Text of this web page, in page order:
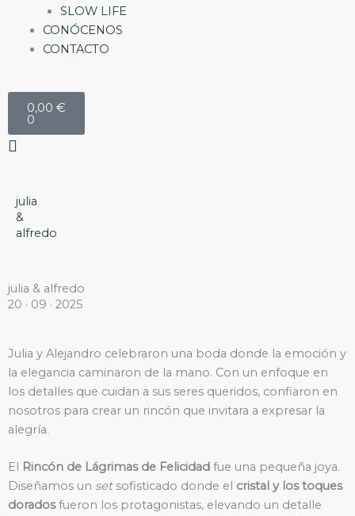
SLOW LIFE
CONÓCENOS
CONTACTO
0,00 €
0
Carrito
julia
&
alfredo
julia & alfredo
20 · 09 · 2025
Julia y Alejandro celebraron una boda donde la emoción y
la elegancia caminaron de la mano. Con un enfoque en
los detalles que cuidan a sus seres queridos, confiaron en
nosotros para crear un rincón que invitara a expresar la
alegría.
El Rincón de Lágrimas de Felicidad fue una pequeña joya.
Diseñamos un setsofisticado donde el cristal y los toques
doradosfueron los protagonistas, elevando un detalle